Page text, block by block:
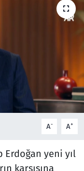
A- A+
Erdoğan yeni yıl
karşısına